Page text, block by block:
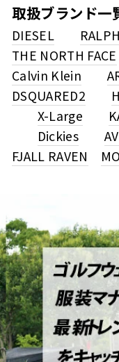
取扱ブランド一
DIESEL
THE NORTH FACE
Calvin Klein
DSQUARED2
X-Large
Dickies
FJALL RAVEN